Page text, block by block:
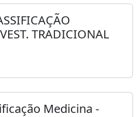
TRADICIONAL
Medicina -